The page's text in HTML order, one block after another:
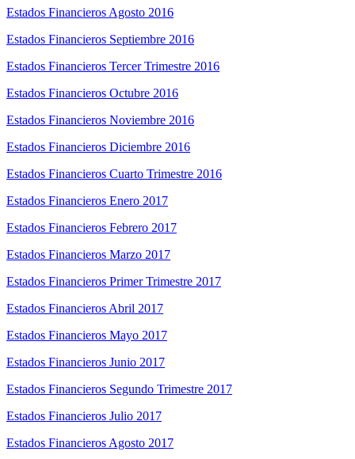
Estados Financieros Agosto 2016
Estados Financieros Septiembre 2016
Estados Financieros Tercer Trimestre 2016
Estados Financieros Octubre 2016
Estados Financieros Noviembre 2016
Estados Financieros Diciembre 2016
Estados Financieros Cuarto Trimestre 2016
Estados Financieros Enero 2017
Estados Financieros Febrero 2017
Estados Financieros Marzo 2017
Estados Financieros Primer Trimestre 2017
Estados Financieros Abril 2017
Estados Financieros Mayo 2017
Estados Financieros Junio 2017
Estados Financieros Segundo Trimestre 2017
Estados Financieros Julio 2017
Estados Financieros Agosto 2017